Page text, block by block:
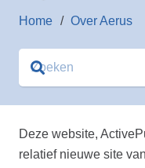
Home / Over Aerus
Deze website,
relatief nieuwe site